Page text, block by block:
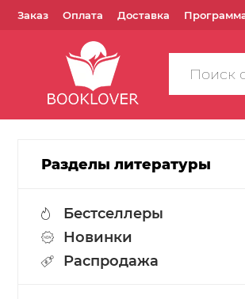
Заказ Оплата Доставка
Поиск
по
Разделы литературы
Бестселлеры
Новинки
Распродажа